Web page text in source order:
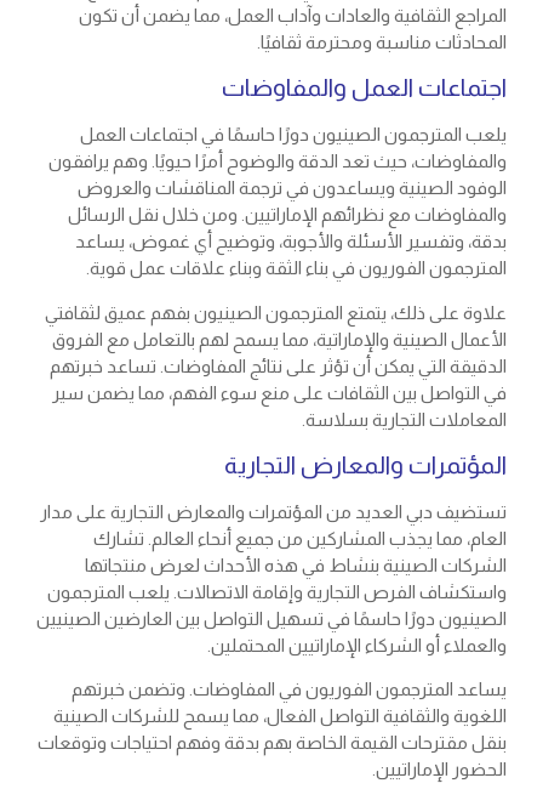
المراجع الثقافية والعادات وآداب العمل، مما يضمن أن تكون
المحادثات مناسبة ومحترمة ثقافيًا.
اجتماعات العمل والمفاوضات
يلعب المترجمون الصينيون دورًا حاسمًا في اجتماعات العمل
والمفاوضات، حيث تعد الدقة والوضوح أمرًا حيويًا. وهم يرافقون
الوفود الصينية ويساعدون في ترجمة المناقشات والعروض
والمفاوضات مع نظرائهم الإماراتيين. ومن خلال نقل الرسائل
بدقة، وتفسير الأسئلة والأجوبة، وتوضيح أي غموض، يساعد
المترجمون الفوريون في بناء الثقة وبناء علاقات عمل قوية.
علاوة على ذلك، يتمتع المترجمون الصينيون بفهم عميق لثقافتي
الأعمال الصينية والإماراتية، مما يسمح لهم بالتعامل مع الفروق
الدقيقة التي يمكن أن تؤثر على نتائج المفاوضات. تساعد خبرتهم
في التواصل بين الثقافات على منع سوء الفهم، مما يضمن سير
المعاملات التجارية بسلاسة.
المؤتمرات والمعارض التجارية
تستضيف دبي العديد من المؤتمرات والمعارض التجارية على مدار
العام، مما يجذب المشاركين من جميع أنحاء العالم. تشارك
الشركات الصينية بنشاط في هذه الأحداث لعرض منتجاتها
واستكشاف الفرص التجارية وإقامة الاتصالات. يلعب المترجمون
الصينيون دورًا حاسمًا في تسهيل التواصل بين العارضين الصينيين
والعملاء أو الشركاء الإماراتيين المحتملين.
يساعد المترجمون الفوريون في المفاوضات. وتضمن خبرتهم
اللغوية والثقافية التواصل الفعال، مما يسمح للشركات الصينية
بنقل مقترحات القيمة الخاصة بهم بدقة وفهم احتياجات وتوقعات
الحضور الإماراتيين.